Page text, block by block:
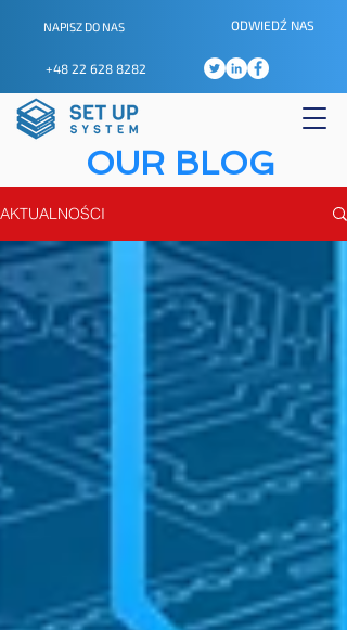
NAPISZ DO NAS
+48 22 628 8282
ODWIEDŹ NAS
OUR BLOG
AKTUALNOŚCI